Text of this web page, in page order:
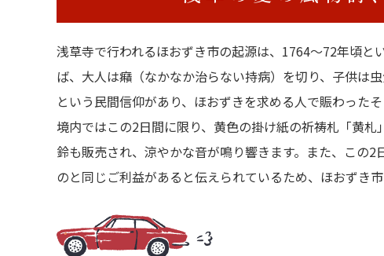
浅草寺で行われるほおずき市の起源は、1764～72年頃
ば、大人は癪（なかなか治らない持病）を切り、子供は
という民間信仰があり、ほおずきを求める人で賑わった
境内ではこの2日間に限り、黄色の掛け紙の祈祷札「黄
鈴も販売され、涼やかな音が鳴り響きます。また、この
のと同じご利益があると伝えられているため、ほおずき